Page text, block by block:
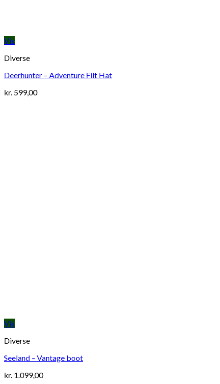
Vis
Diverse
Deerhunter – Adventure Filt Hat
kr. 599,00
Vis
Diverse
Seeland – Vantage boot
kr. 1.099,00